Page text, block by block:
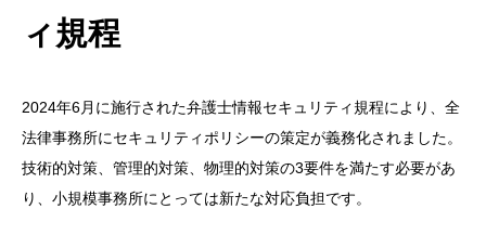
ィ規程
2024年6月に施行された弁護士情報セキュリティ規程により、全
法律事務所にセキュリティポリシーの策定が義務化されました。
技術的対策、管理的対策、物理的対策の3要件を満たす必要があ
り、小規模事務所にとっては新たな対応負担です。